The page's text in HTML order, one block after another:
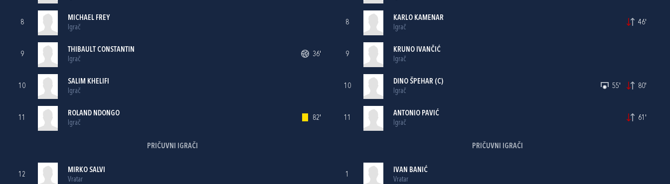
8
MICHAEL FREY
Igrač
9
THIBAULT CONSTANTIN
Igrač
36'
10
SALIM KHELIFI
Igrač
11
ROLAND NDONGO
Igrač
82'
PRIČUVNI IGRAČI
12
MIRKO SALVI
Vratar
8
KARLO KAMENAR
Igrač
46'
9
KRUNO IVANČIĆ
Igrač
10
DINO ŠPEHAR (C)
Igrač
55' 80'
11
ANTONIO PAVIĆ
Igrač
61'
PRIČUVNI IGRAČI
1
IVAN BANIĆ
Vratar